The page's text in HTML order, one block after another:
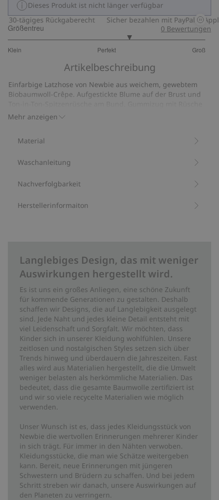
Dieses Produkt ist nicht länger verfügbar
30-tägiges Rückgaberecht
Sicher bezahlen mit PayPal & Apple
Größentreu
Klein Perfekt Groß
von
13
Bewertungen
0 Bewertungen
Artikelbeschreibung
Mehr anzeigen
Einfarbige Latzhose von Newbie aus weichem, gewebtem
Biobaumwoll-Crêpe. Aufgestickte Blume auf der Brust und
an den Beinabschlüssen, Druckknöpfe am Zwickel und
zusätzlicher Knopf für verstellbare Hosenträger. Öffnung mit
Aus 100 % Biobaumwolle.
Bio-Baumwolle –GOTS
Material
Waschanleitung
Nachverfolgbarkeit
Herstellerinformaiton
Langlebiges Design, das mit weniger
Auswirkungen hergestellt wird.
Es ist uns ein großes Anliegen, eine schöne Zukunft
für kommende Generationen zu gestalten. Deshalb
schaffen wir Designs, die auf Langlebigkeit ausgelegt
sind. Jede Naht und jedes kleine Detail entsteht mit
viel Leidenschaft und Sorgfalt. Wir möchten, dass
Kinder sich in unserer Kleidung wohlfühlen. Unsere
zeitlosen und nostalgischen Styles setzen sich über
Trends hinweg und überdauern die Jahreszeiten. Fast
alles wird aus Materialien hergestellt, die die Umwelt
weniger belasten als herkömmliche Materialien. Das
bedeutet, dass die gesamte Baumwolle zertifiziert ist
und wir so viele recycelte Materialien wie möglich
verwenden.
Unser Wunsch ist es, dass jedes Kleidungsstück von
Newbie die wertvollen Erinnerungen mehrerer Kinder
in sich trägt. Für immer in den Nähten verwoben.
Kleidungsstücke, die man wie Schätze weitergeben
kann. Bereit, neue Erinnerungen mit jüngeren
Schwestern und Brüdern zu schaffen. Und bei jedem
Schritt streben wir danach, unsere Auswirkungen auf
den Planeten zu verringern.